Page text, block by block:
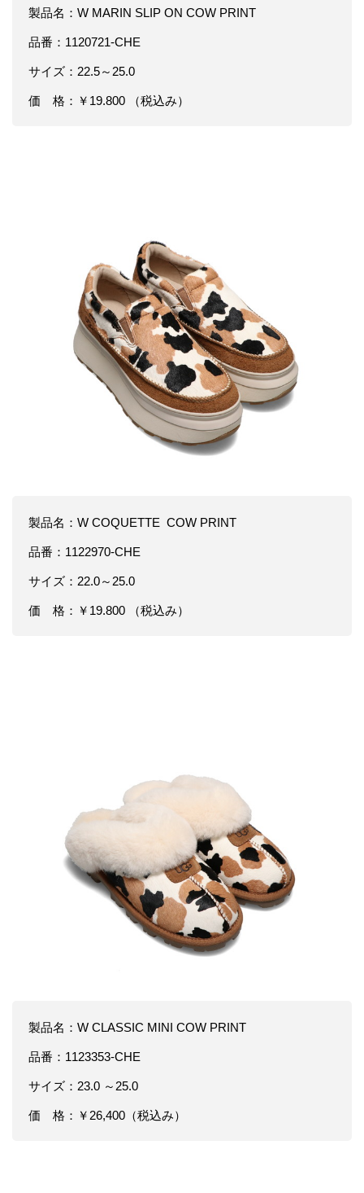
製品名：W MARIN SLIP ON COW PRINT
品番：1120721-CHE
サイズ：22.5～25.0
価 格：￥19.800 （税込み）
製品名：W COQUETTE COW PRINT
品番：1122970-CHE
サイズ：22.0～25.0
価 格：￥19.800 （税込み）
製品名：W CLASSIC MINI COW PRINT
品番：1123353-CHE
サイズ：23.0 ～25.0
価 格：￥26,400（税込み）